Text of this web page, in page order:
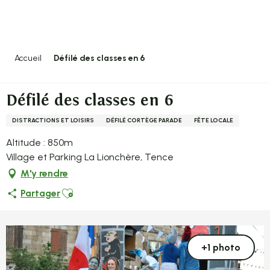
Accueil Défilé des classes en 6
Défilé des classes en 6
DISTRACTIONS ET LOISIRS DÉFILÉ CORTÈGE PARADE FÊTE LOCALE
Altitude : 850m
Village et Parking La Lionchère, Tence
M'y rendre
PartagerAjouter aux favoris
+1 photo